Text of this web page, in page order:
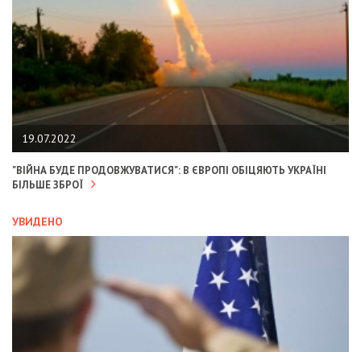
19.07.2022
"ВІЙНА БУДЕ ПРОДОВЖУВАТИСЯ": В ЄВРОПІ ОБІЦЯЮТЬ УКРАЇНІ
БІЛЬШЕ ЗБРОЇ
УВИДЕНО